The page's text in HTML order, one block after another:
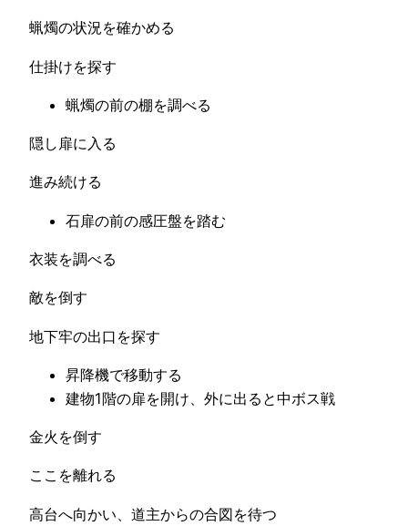
蝋燭の状況を確かめる
仕掛けを探す
蝋燭の前の棚を調べる
隠し扉に入る
進み続ける
石扉の前の感圧盤を踏む
衣装を調べる
敵を倒す
地下牢の出口を探す
昇降機で移動する
建物1階の扉を開け、外に出ると中ボス戦
金火を倒す
ここを離れる
高台へ向かい、道主からの合図を待つ